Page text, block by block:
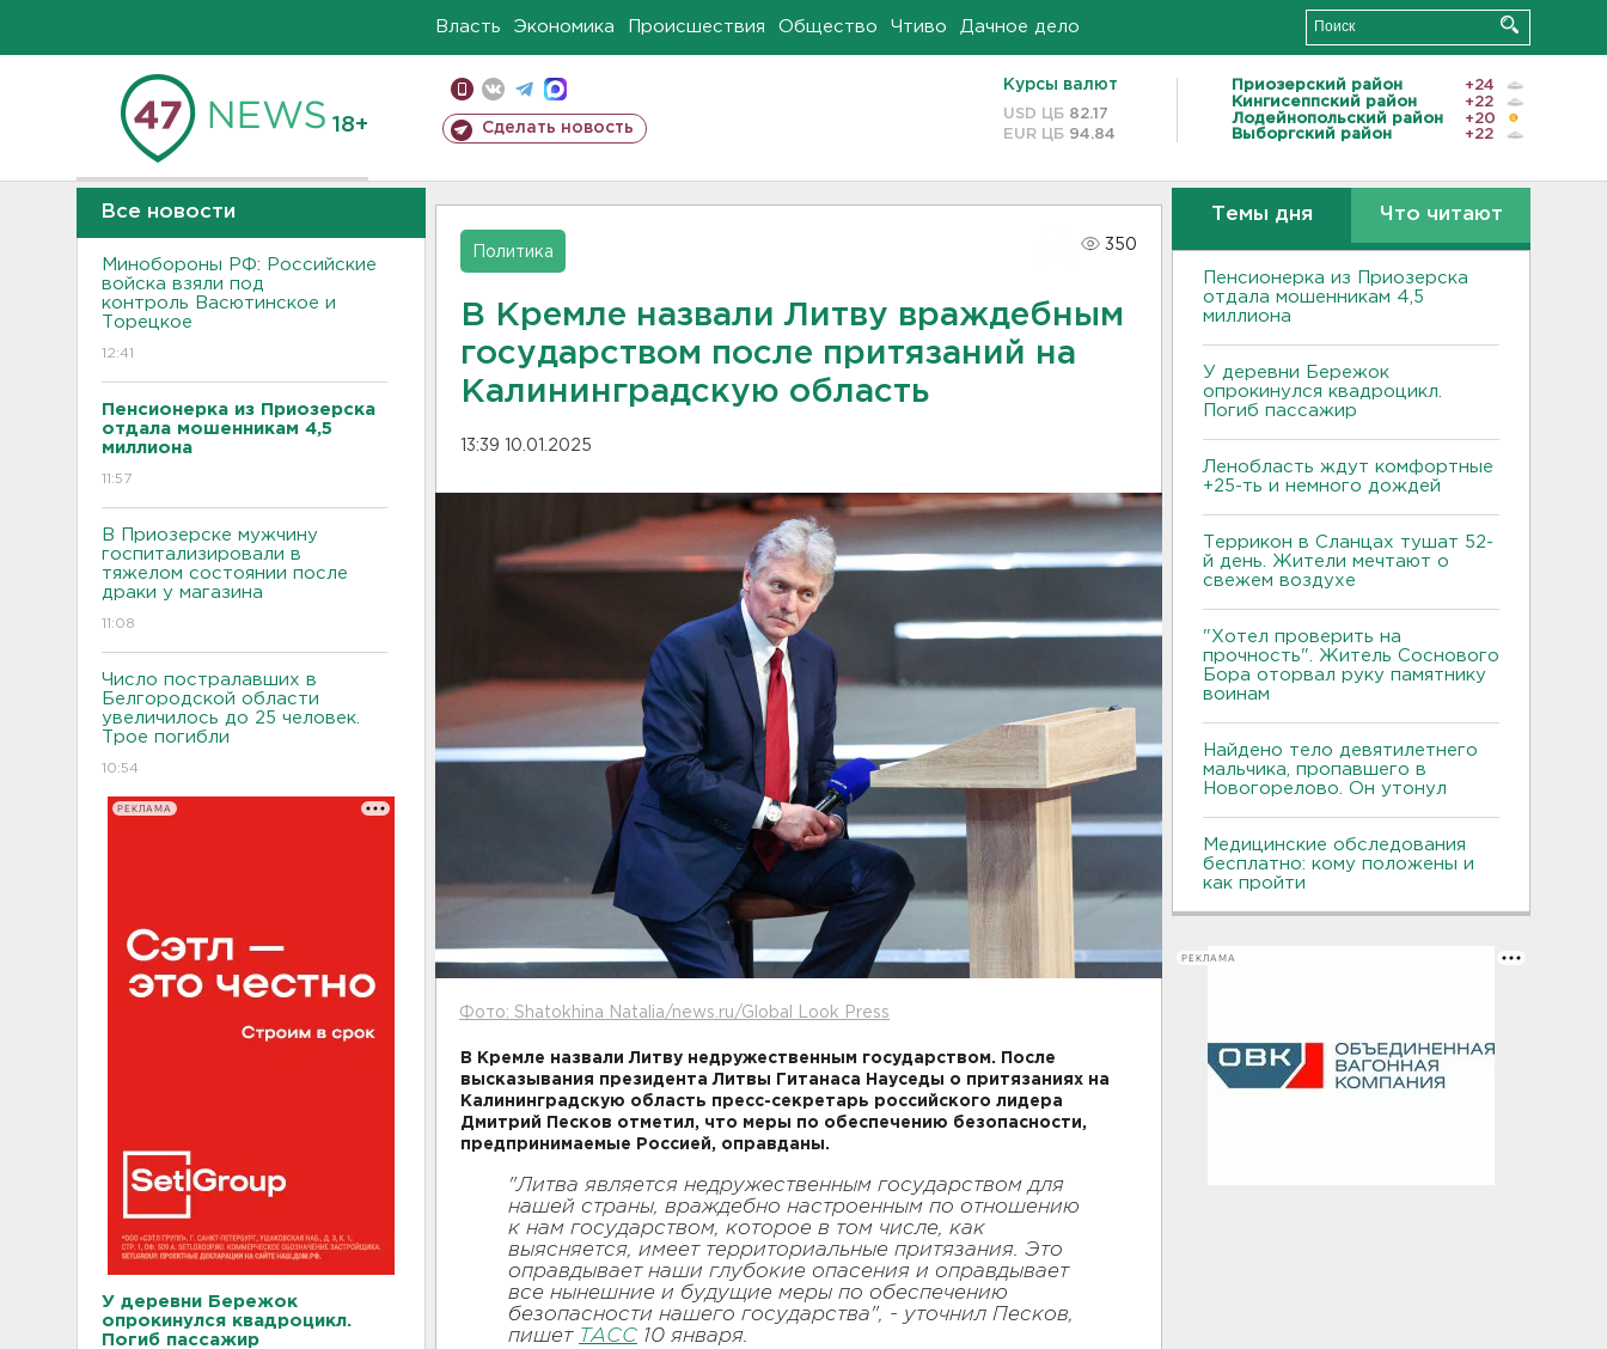
Власть Экономика Происшествия Общество Чтиво Дачное дело
18+ Сделать новость
Курсы валют
USD ЦБ 82.17
EUR ЦБ 94.84
Приозерский район
+24
Кингисеппский район
+22
Лодейнопольский район
+20
Выборгский район
+22
Все новости
Минобороны РФ: Российские
войска взяли под
контроль Васютинское и
Торецкое
12:41
Пенсионерка из Приозерска
отдала мошенникам 4,5
миллиона
11:57
В Приозерске мужчину
госпитализировали в
тяжелом состоянии после
драки у магазина
11:08
Число постралавших в
Белгородской области
увеличилось до 25 человек.
Трое погибли
10:54
РЕКЛАМА
У деревни Бережок
опрокинулся квадроцикл.
Погиб пассажир
Политика
350
В Кремле назвали Литву враждебным
государством после притязаний на
Калининградскую область
13:39 10.01.2025
Фото: Shatokhina Natalia/news.ru/Global Look Press
В Кремле назвали Литву недружественным государством. После
высказывания президента Литвы Гитанаса Науседы о притязаниях на
Калининградскую область пресс-секретарь российского лидера
Дмитрий Песков отметил, что меры по обеспечению безопасности,
предпринимаемые Россией, оправданы.
"Литва является недружественным государством для
нашей страны, враждебно настроенным по отношению
к нам государством, которое в том числе, как
выясняется, имеет территориальные притязания. Это
оправдывает наши глубокие опасения и оправдывает
все нынешние и будущие меры по обеспечению
безопасности нашего государства", - уточнил Песков,
пишет ТАСС 10 января.
Темы дня Что читают
Пенсионерка из Приозерска
отдала мошенникам 4,5
миллиона
У деревни Бережок
опрокинулся квадроцикл.
Погиб пассажир
Ленобласть ждут комфортные
+25-ть и немного дождей
Террикон в Сланцах тушат 52-
й день. Жители мечтают о
свежем воздухе
"Хотел проверить на
прочность". Житель Соснового
Бора оторвал руку памятнику
воинам
Найдено тело девятилетнего
мальчика, пропавшего в
Новогорелово. Он утонул
Медицинские обследования
бесплатно: кому положены и
как пройти
РЕКЛАМА